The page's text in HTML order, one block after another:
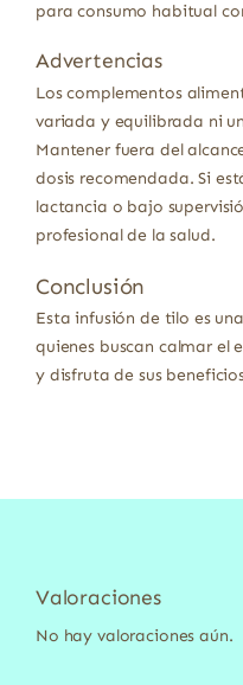
para consumo habitual
Advertencias
Los complementos
variada y equilibrada ni
Mantener fuera del
dosis recomendada. Si
lactancia o bajo
profesional de la salud.
Conclusión
Esta infusión de tilo es
quienes buscan calmar el
y disfruta de sus
Valoraciones
No hay valoraciones aún.